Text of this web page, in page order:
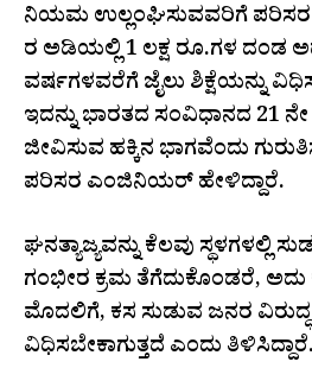
ನಿಯಮ ಉಲ್ಲಂಘಿಸುವವರಿಗೆ ಪರಿಸರ
ರ ಅಡಿಯಲ್ಲಿ 1 ಲಕ್ಷ ರೂ.ಗಳ ದಂಡ
ವರ್ಷಗಳವರೆಗೆ ಜೈಲು ಶಿಕ್ಷೆಯನ್ನು
ಇದನ್ನು ಭಾರತದ ಸಂವಿಧಾನದ 21
ಜೀವಿಸುವ ಹಕ್ಕಿನ ಭಾಗವೆಂದು
ಪರಿಸರ ಎಂಜಿನಿಯರ್ ಹೇಳಿದ್ದಾರೆ.
ಘನತ್ಯಾಜ್ಯವನ್ನು ಕೆಲವು ಸ್ಥಳಗಳಲ್ಲಿ
ಗಂಭೀರ ಕ್ರಮ ತೆಗೆದುಕೊಂಡರೆ,
ಮೊದಲಿಗೆ, ಕಸ ಸುಡುವ ಜನರ
ವಿಧಿಸಬೇಕಾಗುತ್ತದೆ ಎಂದು ತಿಳಿಸಿದ್ದಾರೆ.